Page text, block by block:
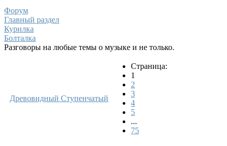
Форум
Главный раздел
Курилка
Болталка
Разговоры на любые темы о музыке и не только.
Древовидный Ступенчатый
Страница:
1
2
3
4
5
...
75